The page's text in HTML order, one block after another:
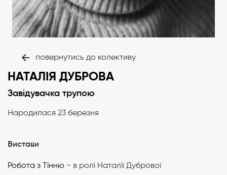
повернутись до колективу
НАТАЛІЯ ДУБРОВА
Завідувачка трупою
Народилася 23 березня
Вистави
Робота з Тінню − в ролі Наталії Дубрової